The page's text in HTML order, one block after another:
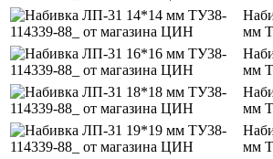
мм
мм
мм
мм